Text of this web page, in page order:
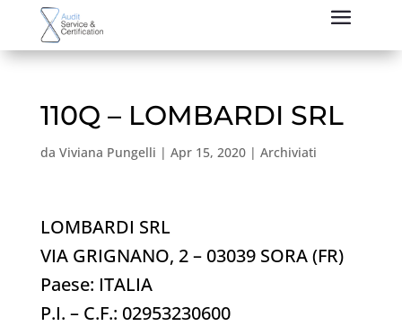
110Q – LOMBARDI SRL
da Viviana Pungelli | Apr 15, 2020| Archiviati
LOMBARDI SRL
VIA GRIGNANO, 2 – 03039 SORA (FR)
Paese: ITALIA
P.I. – C.F.: 02953230600